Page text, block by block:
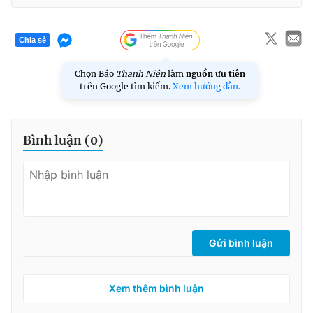
Chia sẻ
Chọn Báo Thanh Niên làm nguồn ưu tiên
trên Google tìm kiếm. Xem hướng dẫn.
Bình luận (0)
Gửi bình luận
Xem thêm bình luận